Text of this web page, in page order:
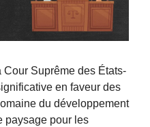
Cour Suprême des États-
en faveur des
du développement
paysage pour les